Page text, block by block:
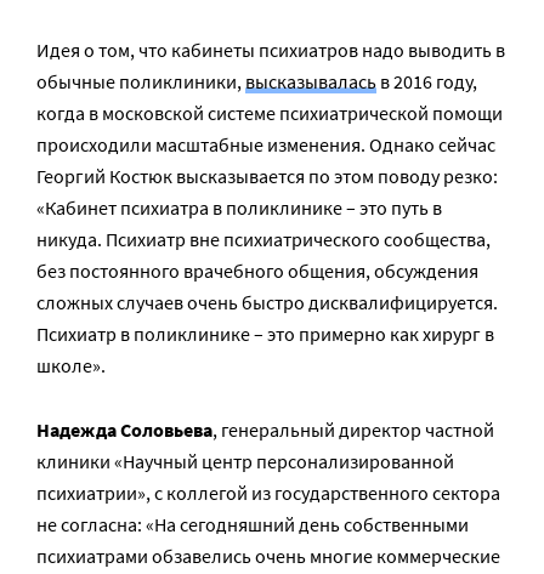
Идея о том, что кабинеты психиатров надо выводить в
обычные поликлиники,высказывалась в 2016 году,
когда в московской системе психиатрической помощи
происходили масштабные изменения. Однако сейчас
Георгий Костюк высказывается по этом поводу резко:
«Кабинет психиатра в поликлинике – это путь в
никуда. Психиатр вне психиатрического сообщества,
без постоянного врачебного общения, обсуждения
сложных случаев очень быстро дисквалифицируется.
Психиатр в поликлинике – это примерно как хирург в
школе».
Надежда Соловьева, генеральный директор частной
клиники «Научный центр персонализированной
психиатрии», с коллегой из государственного сектора
не согласна: «На сегодняшний день собственными
психиатрами обзавелись очень многие коммерческие